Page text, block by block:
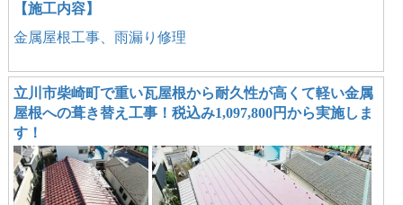
【施工内容】
金属屋根工事、雨漏り修理
立川市柴崎町で重い瓦屋根から耐久性が高くて軽い金属
屋根への葺き替え工事！税込み1,097,800円から実施しま
す！